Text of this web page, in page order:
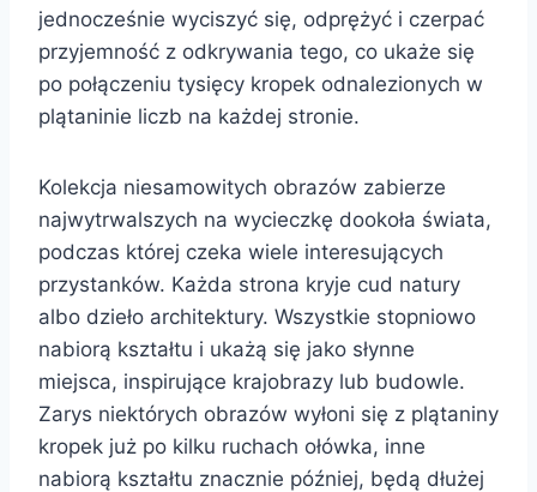
jednocześnie wyciszyć się, odprężyć i czerpać
przyjemność z odkrywania tego, co ukaże się
po połączeniu tysięcy kropek odnalezionych w
plątaninie liczb na każdej stronie.
Kolekcja niesamowitych obrazów zabierze
najwytrwalszych na wycieczkę dookoła świata,
podczas której czeka wiele interesujących
przystanków. Każda strona kryje cud natury
albo dzieło architektury. Wszystkie stopniowo
nabiorą kształtu i ukażą się jako słynne
miejsca, inspirujące krajobrazy lub budowle.
Zarys niektórych obrazów wyłoni się z plątaniny
kropek już po kilku ruchach ołówka, inne
nabiorą kształtu znacznie później, będą dłużej